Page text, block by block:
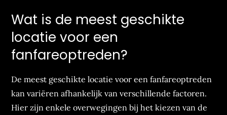
Wat is de meest geschikte
locatie voor een
fanfareoptreden?
De meest geschikte locatie voor een fanfareoptreden
kan variëren afhankelijk van verschillende factoren.
Hier zijn enkele overwegingen bij het kiezen van de